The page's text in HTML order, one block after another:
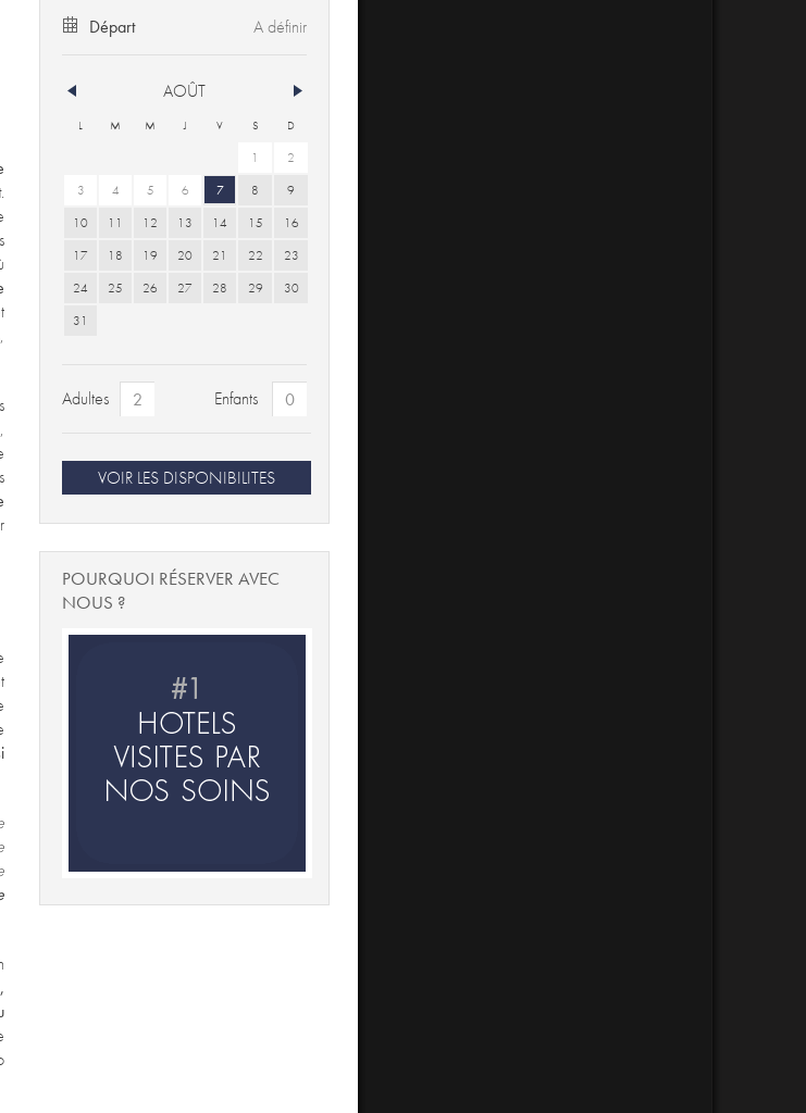
.
,
Départ
AOÛT
L M M J V S D
1
2
3
4 5 6 7 8
9
10
11 12 13 14 15
16
17
18 19 20 21 22
23
24
25 26 27 28 29
30
31
Adultes Enfants
VOIR LES DISPONIBILITES
POURQUOI RÉSERVER AVEC
NOUS ?